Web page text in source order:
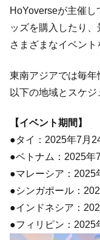
HoYoverseが主催
ッズを購入したり、
さまざまなイベント
東南アジアでは毎
以下の地域とスケジ
【イベント期間】
●タイ：2025年7月
●ベトナム：2025年
●マレーシア：2025
●シンガポール：
●インドネシア：
●フィリピン：2025